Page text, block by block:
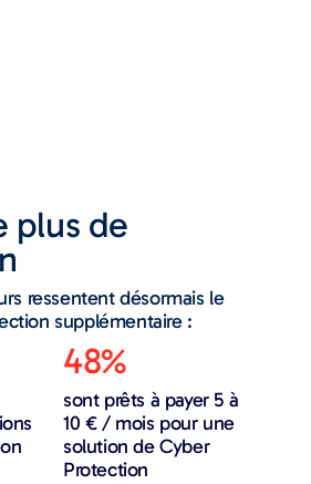
plus de
ressentent désormais le
supplémentaire :
48%​
sont prêts à payer 5 à
10 € / mois pour une
solution de Cyber
Protection